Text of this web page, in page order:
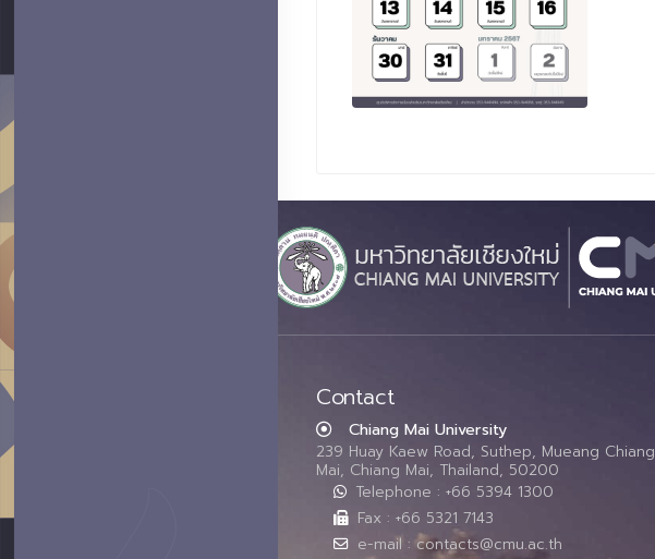
Contact
Chiang Mai University
239 Huay Kaew Road, Suthep, Mueang Chiang
Mai, Chiang Mai, Thailand, 50200
Telephone : +66 5394 1300
Fax : +66 5321 7143
e-mail : contacts@cmu.ac.th